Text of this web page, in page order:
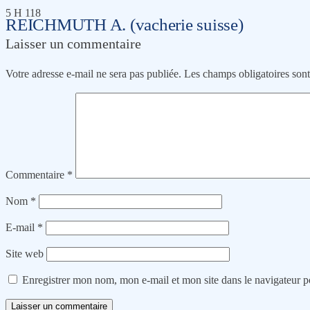
REICHMUTH A. (vacherie suisse)
5 H 118
Laisser un commentaire
Votre adresse e-mail ne sera pas publiée. Les champs obligatoires
Commentaire *
Nom *
E-mail *
Site web
Enregistrer mon nom, mon e-mail et mon site dans le navigateur